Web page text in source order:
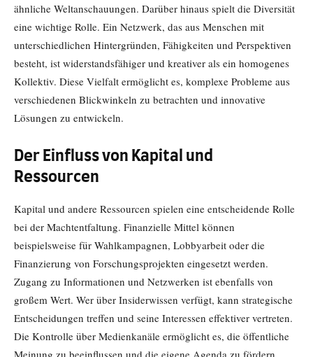
ähnliche Weltanschauungen. Darüber hinaus spielt die Diversität
eine wichtige Rolle. Ein Netzwerk, das aus Menschen mit
unterschiedlichen Hintergründen, Fähigkeiten und Perspektiven
besteht, ist widerstandsfähiger und kreativer als ein homogenes
Kollektiv. Diese Vielfalt ermöglicht es, komplexe Probleme aus
verschiedenen Blickwinkeln zu betrachten und innovative
Lösungen zu entwickeln.
Der Einfluss von Kapital und
Ressourcen
Kapital und andere Ressourcen spielen eine entscheidende Rolle
bei der Machtentfaltung. Finanzielle Mittel können
beispielsweise für Wahlkampagnen, Lobbyarbeit oder die
Finanzierung von Forschungsprojekten eingesetzt werden.
Zugang zu Informationen und Netzwerken ist ebenfalls von
großem Wert. Wer über Insiderwissen verfügt, kann strategische
Entscheidungen treffen und seine Interessen effektiver vertreten.
Die Kontrolle über Medienkanäle ermöglicht es, die öffentliche
Meinung zu beeinflussen und die eigene Agenda zu fördern.